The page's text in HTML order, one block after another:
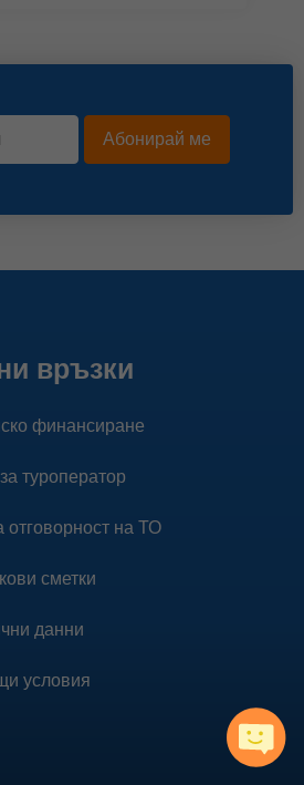
Абонирай ме
връзки
финансиране
туроператор
oтговорност на ТО
сметки
данни
условия